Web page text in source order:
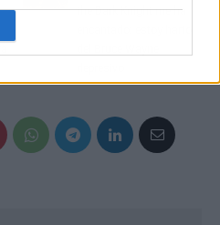
the Dark Knight me ha